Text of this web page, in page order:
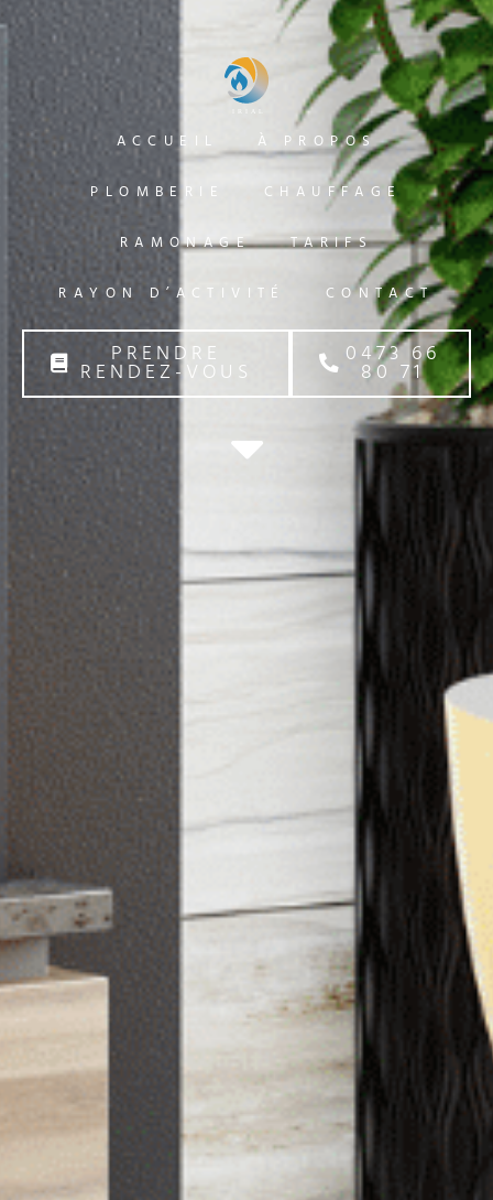
ACCUEIL À PROPOS
PLOMBERIE CHAUFFAGE
RAMONAGE TARIFS
RAYON D’ACTIVITÉ CONTACT
PRENDRE
RENDEZ-VOUS
0473 66
80 71